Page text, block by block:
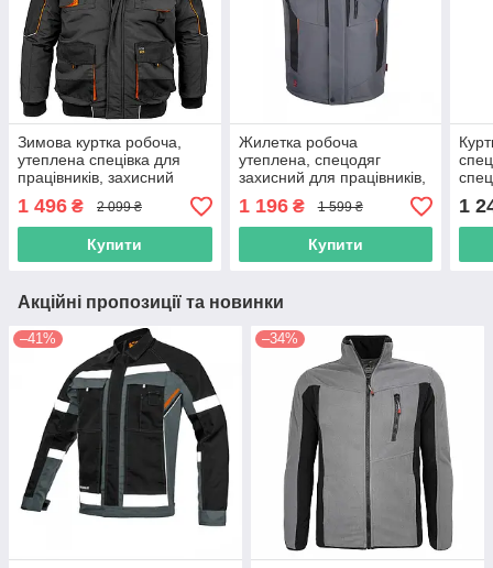
Зимова куртка робоча,
утеплена спецівка для
працівників, захисний
спецодяг, роба чоловіча
уніформа, польша
1 496 ₴ 2 099 ₴
Купити
Жилетка робоча
утеплена, спецодяг
захисний для працівників,
жилет зимовий з
кишенями, чоловічий,
польша
1 196₴ 1 599 ₴
Купити
1
Акційні пропозиції та новинки
–41% –34%